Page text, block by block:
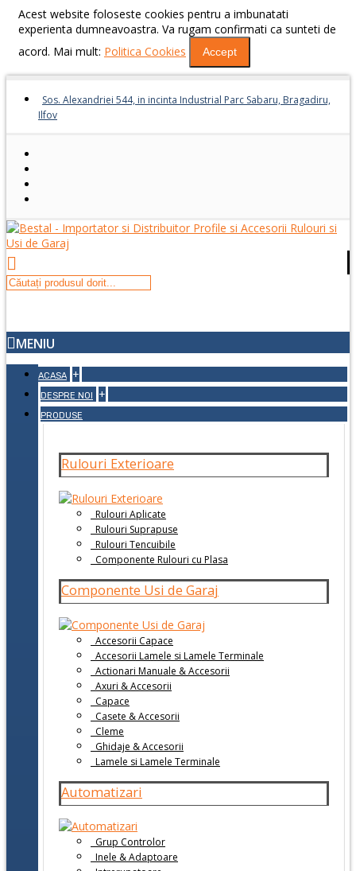
Acest website foloseste cookies pentru a imbunatati
experienta dumneavoastra. Va rugam confirmati ca sunteti de
acord. Mai mult: Politica Cookies Accept
Sos. Alexandriei 544, in incinta Industrial Parc Sabaru, Bragadiru,
Ilfov
MENIU
ACASA +
DESPRE NOI +
PRODUSE
Rulouri Exterioare
Rulouri Aplicate
Rulouri Suprapuse
Rulouri Tencuibile
Componente Rulouri cu Plasa
Componente Usi de Garaj
Accesorii Capace
Accesorii Lamele si Lamele Terminale
Actionari Manuale & Accesorii
Axuri & Accesorii
Capace
Casete & Accesorii
Cleme
Ghidaje & Accesorii
Lamele si Lamele Terminale
Automatizari
Grup Controlor
Inele & Adaptoare